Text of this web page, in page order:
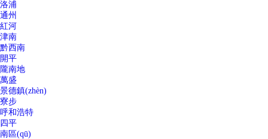
洛浦
通州
紅河
津南
黔西南
開平
隴南地
萬盛
景德鎮(zhèn)
寮步
呼和浩特
四平
南區(qū)